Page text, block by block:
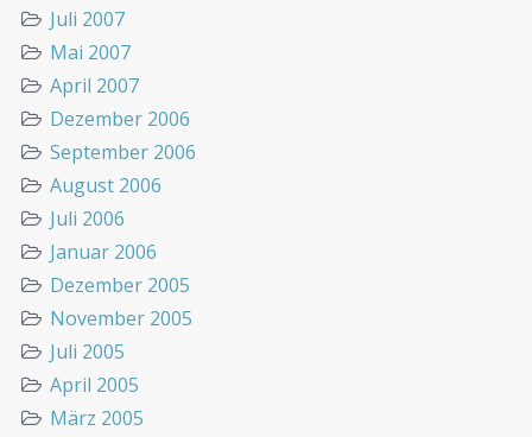
Juli 2007
Mai 2007
April 2007
Dezember 2006
September 2006
August 2006
Juli 2006
Januar 2006
Dezember 2005
November 2005
Juli 2005
April 2005
März 2005